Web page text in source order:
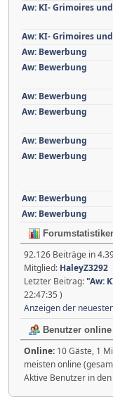
Aw: KI- Grimoires
Aw: KI- Grimoires
Aw: Bewerbung
Aw: Bewerbung
Aw: Bewerbung
Aw: Bewerbung
Aw: Bewerbung
Aw: Bewerbung
Aw: Bewerbung
Aw: Bewerbung
92.126 Beiträge in
Mitglied: HaleyZ3292
Letzter Beitrag:"Aw:
22:47:35 )
Anzeigen der
Benutzer online
Online: 10 Gäste, 1
meisten online
Aktive Benutzer in